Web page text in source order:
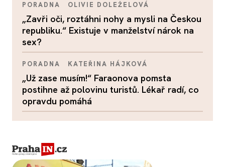
PORADNA OLIVIE DOLEŽELOVÁ
„Zavři oči, roztáhni nohy a mysli na Českou
republiku.“ Existuje v manželství nárok na
sex?
PORADNA KATEŘINA HÁJKOVÁ
„Už zase musím!“ Faraonova pomsta
postihne až polovinu turistů. Lékař radí, co
opravdu pomáhá